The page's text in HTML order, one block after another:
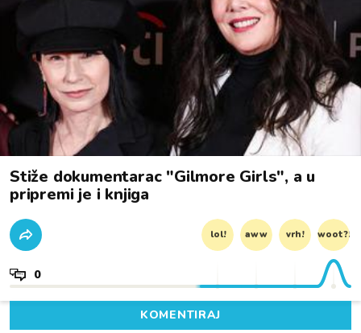
Stiže dokumentarac "Gilmore Girls", a u
pripremi je i knjiga
lol! aww vrh! woot?!
0
KOMENTIRAJ